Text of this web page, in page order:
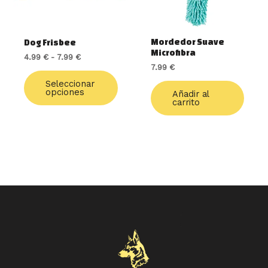
Dog Frisbee
4.99 € - 7.99 €
Seleccionar
opciones
de
producto
Mordedor Suave
Microfibra
7.99 €
Añadir al
carrito